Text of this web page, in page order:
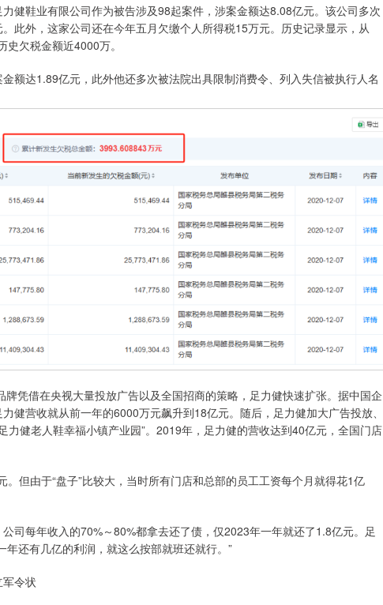
鞋业有限公司作为被告涉及98起案件，涉案金额达8.08亿元。该公司多次
此外，这家公司还在今年五月欠缴个人所得税15万元。历史记录显示，从
欠税金额近4000万。
达1.89亿元，此外他还多次被法院出具限制消费令、列入失信被执行人名
借在央视大量投放广告以及全国招商的策略，足力健快速扩张。据中国企
健营收就从前一年的6000万元飙升到18亿元。随后，足力健加大广告投放、
力健老人鞋幸福小镇产业园”。2019年，足力健的营收达到40亿元，全国门店
由于“盘子”比较大，当时所有门店和总部的员工工资每个月就得花1亿
每年收入的70%～80%都拿去还了债，仅2023年一年就还了1.8亿元。足
还有几亿的利润，就这么按部就班还就行。”
令状